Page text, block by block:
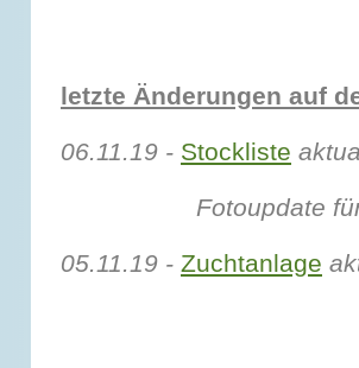
letzte Änderungen auf
06.11.19 - Stockliste
Fotoupdate
05.11.19 - Zuchtanlage